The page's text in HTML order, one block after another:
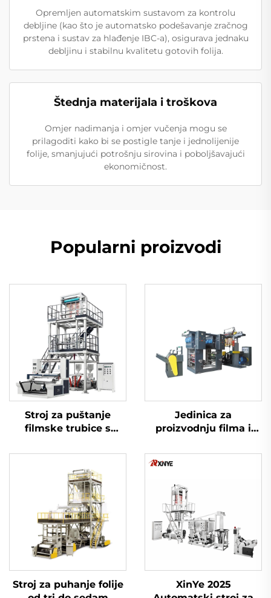
Opremljen automatskim sustavom za kontrolu
debljine (kao što je automatsko podešavanje zračnog
prstena i sustav za hlađenje IBC-a), osigurava jednaku
debljinu i stabilnu kvalitetu gotovih folija.
Štednja materijala i troškova
Omjer nadimanja i omjer vučenja mogu se
prilagoditi kako bi se postigle tanje i jednolijenije
folije, smanjujući potrošnju sirovina i poboljšavajući
ekonomičnost.
Popularni proizvodi
Stroj za puštanje
filmske trubice s
ekstruzije i
rotirajućom umiru
Jedinica za
proizvodnju filma i
Stroj za puhanje folije
XinYe 2025